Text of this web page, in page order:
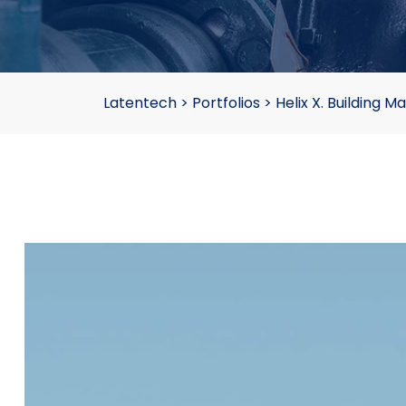
Latentech > Portfolios > Helix X. Building